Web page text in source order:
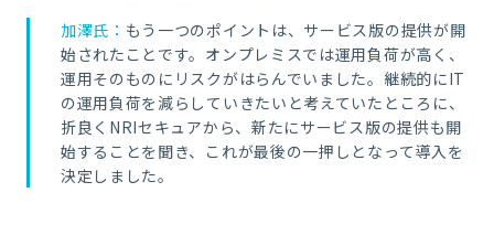
加澤氏： もう一つのポイントは、サービス版の提供が開
始されたことです。オンプレミスでは運用負荷が高く、
運用そのものにリスクがはらんでいました。継続的にIT
の運用負荷を減らしていきたいと考えていたところに、
折良くNRIセキュアから、新たにサービス版の提供も開
始することを聞き、これが最後の一押しとなって導入を
決定しました。